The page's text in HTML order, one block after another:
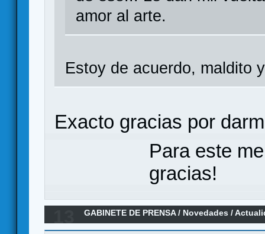
amor al arte.
Estoy de acuerdo, maldito
Exacto gracias por
Para este
gracias!
GABINETE DE PRENSA/ Novedades /
confirmado en Español!